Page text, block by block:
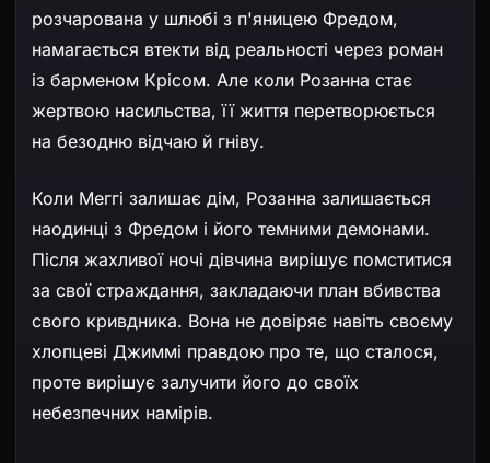
розчарована у шлюбі з п'яницею Фредом,
намагається втекти від реальності через роман
із барменом Крісом. Але коли Розанна стає
жертвою насильства, її життя перетворюється
на безодню відчаю й гніву.
Коли Меггі залишає дім, Розанна залишається
наодинці з Фредом і його темними демонами.
Після жахливої ночі дівчина вирішує помститися
за свої страждання, закладаючи план вбивства
свого кривдника. Вона не довіряє навіть своєму
хлопцеві Джиммі правдою про те, що сталося,
проте вирішує залучити його до своїх
небезпечних намірів.